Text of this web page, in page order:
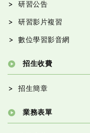
研習公告
研習影片複習
數位學習影音網
招生收費
招生簡章
業務表單